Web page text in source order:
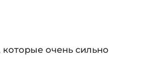
которые очень сильно